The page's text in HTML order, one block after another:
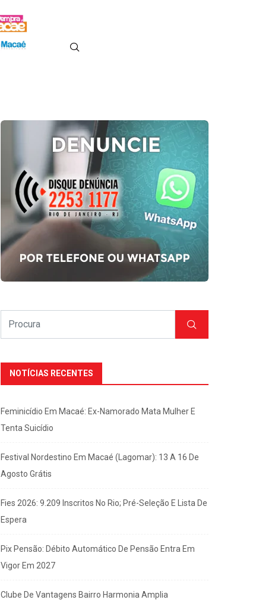
NOTÍCIAS RECENTES
Feminicídio Em Macaé: Ex-Namorado Mata Mulher E
Tenta Suicídio
Festival Nordestino Em Macaé (Lagomar): 13 A 16 De
Agosto Grátis
Fies 2026: 9.209 Inscritos No Rio; Pré-Seleção E Lista De
Espera
Pix Pensão: Débito Automático De Pensão Entra Em
Vigor Em 2027
Clube De Vantagens Bairro Harmonia Amplia